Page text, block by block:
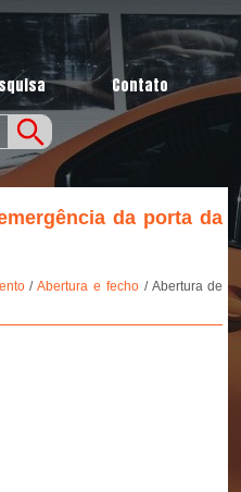
Contato
da porta da
/Abertura e fecho/ Abertura de